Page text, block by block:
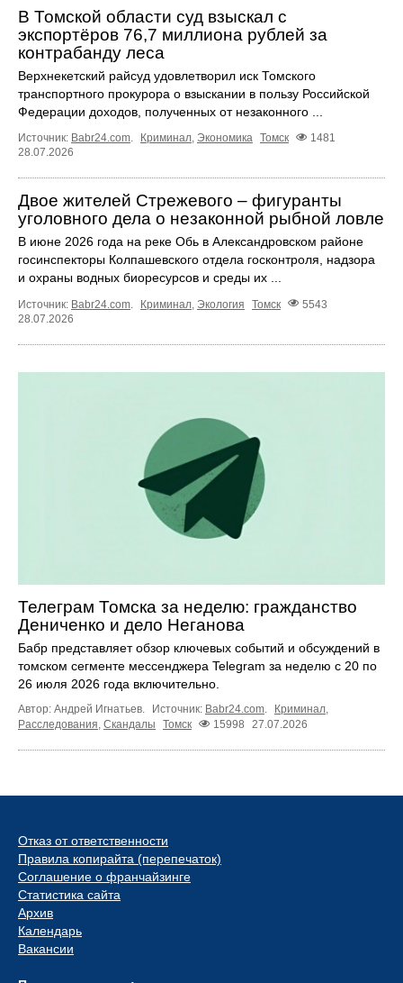
В Томской области суд взыскал с
экспортёров 76,7 миллиона рублей за
контрабанду леса
Верхнекетский райсуд удовлетворил иск Томского
транспортного прокурора о взыскании в пользу Российской
Федерации доходов, полученных от незаконного ...
Источник: Babr24.com. Криминал, Экономика Томск
1481
28.07.2026
Двое жителей Стрежевого – фигуранты
уголовного дела о незаконной рыбной ловле
В июне 2026 года на реке Обь в Александровском районе
госинспекторы Колпашевского отдела госконтроля, надзора
и охраны водных биоресурсов и среды их ...
Источник: Babr24.com Криминал Экология Томск
5543
28.07.2026
Телеграм Томска за неделю: гражданство
Дениченко и дело Неганова
Бабр представляет обзор ключевых событий и обсуждений в
томском сегменте мессенджера Telegram за неделю с 20 по
26 июля 2026 года включительно.
Автор: Андрей Игнатьев. Источник: Babr24.com. Криминал,
Расследования, Скандалы Томск 15998 27.07.2026
Отказ от ответственности
Правила копирайта (перепечаток)
Соглашение о франчайзинге
Статистика сайта
Архив
Календарь
Вакансии